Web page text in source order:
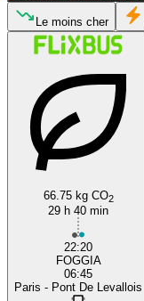
Paris
Le moins cher
66.75 kg CO2
29 h 40 min
22:20
FOGGIA
06:45
Paris - Pont De Levallois